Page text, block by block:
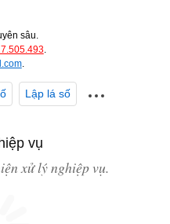
sâu.
.
.
Lập lá số
vụ
xử lý nghiệp vụ.